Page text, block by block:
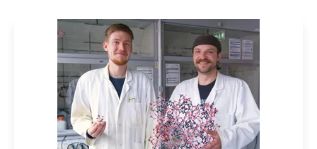
Str. 2, 12489 Berlin oder per E-Mail unter
widerruf@lumitos.commit Wirkung für die Zukunft
widerrufen. Zudem ist in jeder E-Mail ein Link zur
Abbestellung des entsprechenden Newsletters
enthalten.